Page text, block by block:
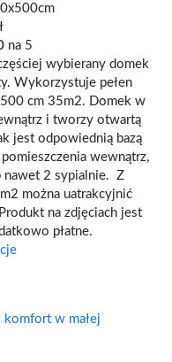
na 5
wybierany domek
Wykorzystuje pełen
cm 35m2. Domek w
i tworzy otwartą
jest odpowiednią bazą
wewnątrz,
nawet 2 sypialnie. Z
można uatrakcyjnić
na zdjęciach jest
płatne.
w małej